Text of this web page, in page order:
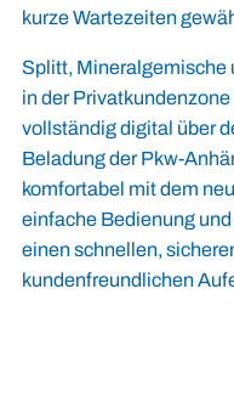
kurze Wartezeiten
Splitt, Mineralgemische
in der
vollständig digital über
Beladung der Pkw-
komfortabel mit dem
einfache Bedienung
einen schnellen,
kundenfreundlichen